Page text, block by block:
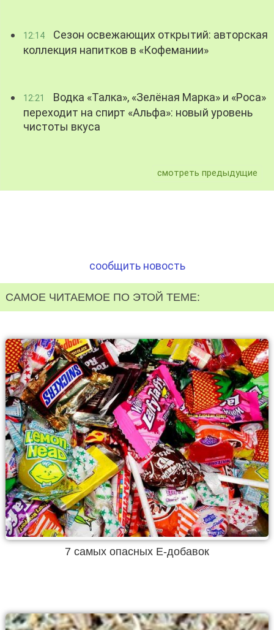
12:14
Сезон освежающих открытий: авторская
коллекция напитков в «Кофемании»
12:21
Водка «Талка», «Зелёная Марка» и «Роса»
переходит на спирт «Альфа»: новый уровень
чистоты вкуса
смотреть предыдущие
сообщить новость
САМОЕ ЧИТАЕМОЕ ПО ЭТОЙ ТЕМЕ:
7 самых опасных Е-добавок